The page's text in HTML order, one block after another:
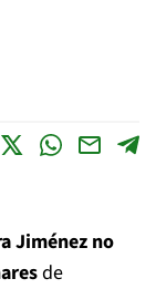
Jiménez no
de